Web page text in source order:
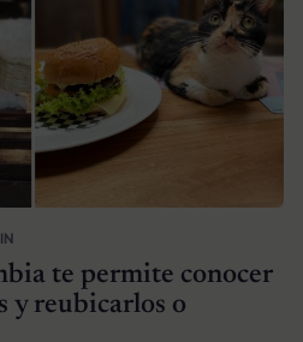
te permite conocer
y reubicarlos o